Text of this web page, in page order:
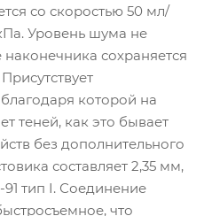
со скоростью 50 мл/
Уровень шума не
сохраняется
которой на
теней, как это бывает
без дополнительного
составляет 2,35 мм,
91 тип I. Соединение
что